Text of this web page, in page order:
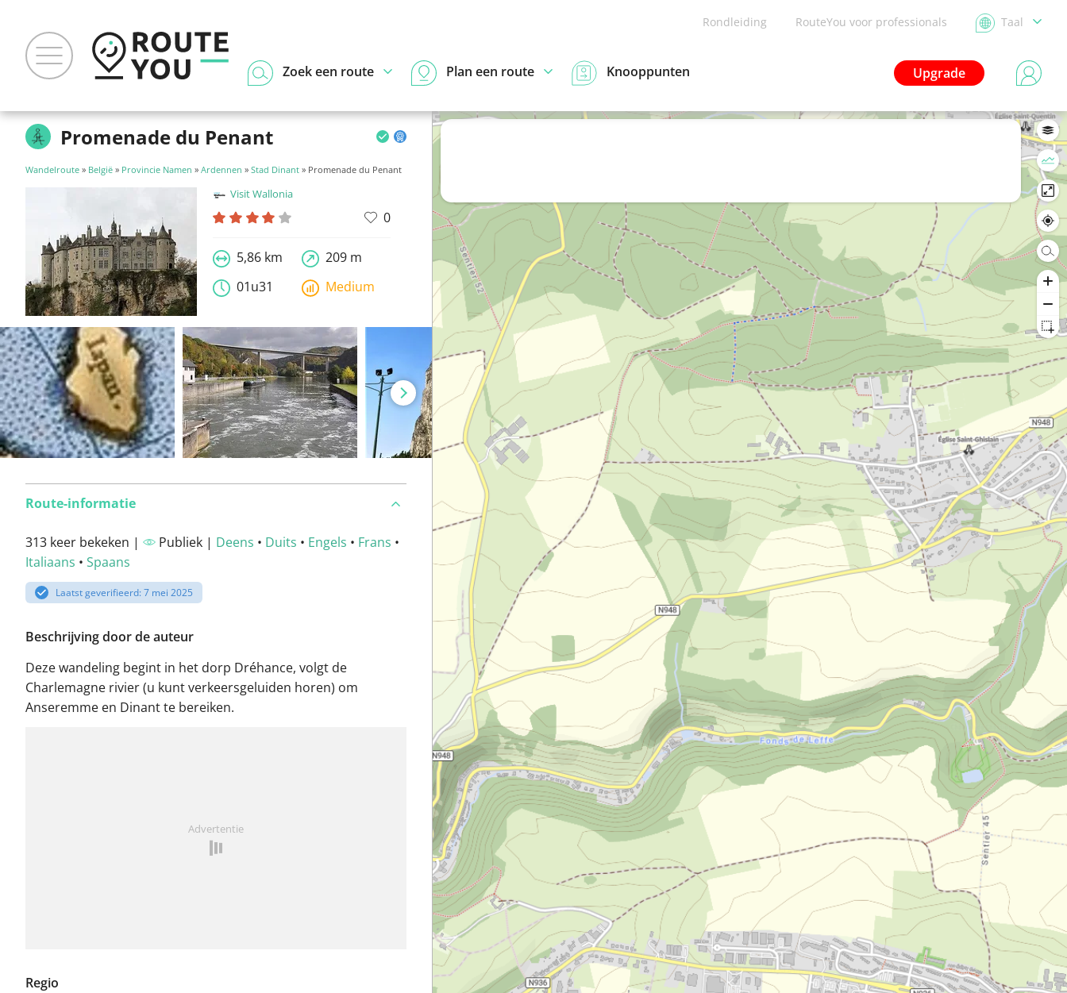
Rondleiding RouteYou voor professionals Taal
Upgrade
Zoek een route Plan een route Knooppunten
Promenade du Penant
Wandelroute » België » Provincie Namen » Ardennen » Stad Dinant » Promenade du Penant
Visit Wallonia
0
5,86 km
209 m
01u31
Medium
Route-informatie
313 keer bekeken | Publiek | Deens • Duits • Engels • Frans •
Italiaans • Spaans
Laatst geverifieerd: 7 mei 2025
Beschrijving door de auteur
Deze wandeling begint in het dorp Dréhance, volgt de
Charlemagne rivier (u kunt verkeersgeluiden horen) om
Anseremme en Dinant te bereiken.
Advertentie
Regio